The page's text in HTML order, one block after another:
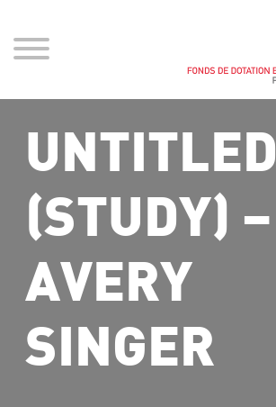
UNTITLED
(STUDY) –
AVERY
SINGER